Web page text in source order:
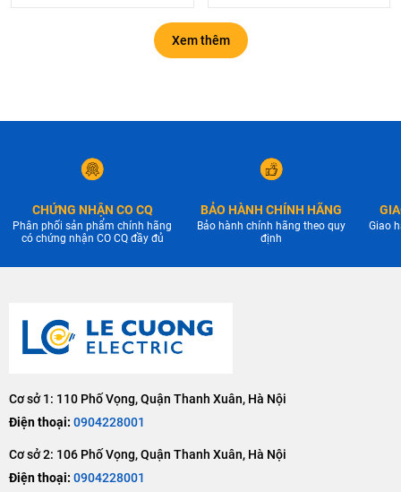
Xem thêm
CHỨNG NHẬN CO CQ
Phân phối sản phẩm chính hãng
có chứng nhận CO CQ đầy đủ
BẢO HÀNH CHÍNH HÃNG
Bảo hành chính hãng theo quy
định
Giao
Cơ sở 1: 110 Phố Vọng, Quận Thanh Xuân, Hà Nội
Điện thoại: 0904228001
Cơ sở 2: 106 Phố Vọng, Quận Thanh Xuân, Hà Nội
Điện thoại: 0904228001